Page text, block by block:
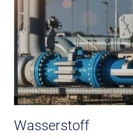
Wasserstoff